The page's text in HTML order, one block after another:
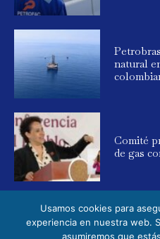
natural
Comité
de gas
Usamos cookies para
experiencia en nuestra web.
asumiremos que